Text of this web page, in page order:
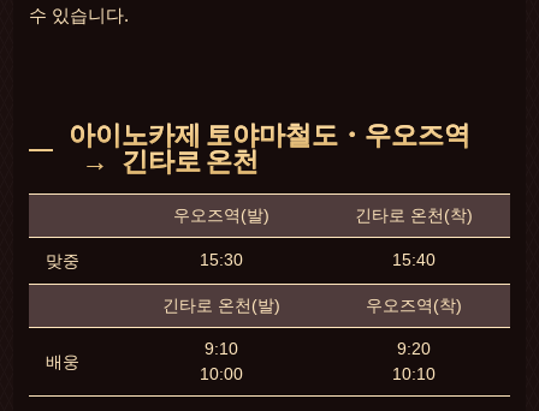
수 있습니다.
아이노카제 토야마철도・우오즈역
긴타로 온천
우오즈역(발) 긴타로 온천(착)
맞중 15:30 15:40
긴타로 온천(발) 우오즈역(착)
배웅
9:10
10:00
9:20
10:10